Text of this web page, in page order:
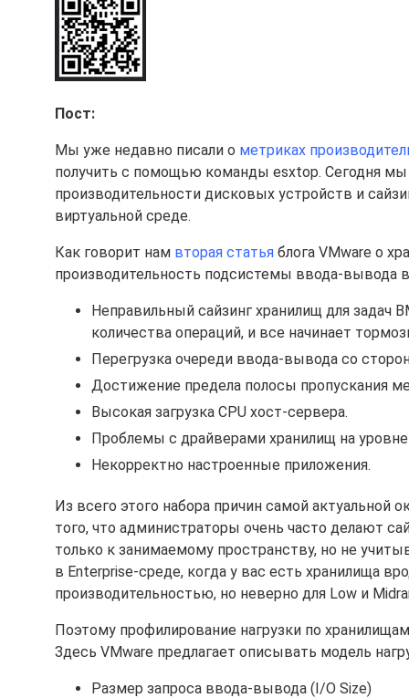
Пост:
Мы уже недавно писали о метриках
получить с помощью команды esxtop. Сегодня
производительности дисковых устройств и
виртуальной среде.
Как говорит нам вторая статья блога VMware о
производительность подсистемы ввода-вывода
Неправильный сайзинг хранилищ для
количества операций, и все начинает
Перегрузка очереди ввода-вывода со
Достижение предела полосы пропускания
Высокая загрузка CPU хост-сервера.
Проблемы с драйверами хранилищ на
Некорректно настроенные приложения.
Из всего этого набора причин самой актуальной
того, что администраторы очень часто делают
только к занимаемому пространству, но не
в Enterprise-среде, когда у вас есть хранилища
производительностью, но неверно для Low и
Поэтому профилирование нагрузки по
Здесь VMware предлагает описывать модель
Размер запроса ввода-вывода (I/O Size)